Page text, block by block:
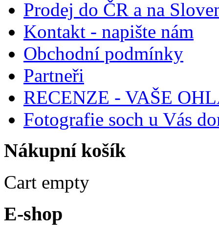
Prodej do ČR a na
Kontakt - napište nám
Obchodní podmínky
Partneři
RECENZE - VAŠE
Fotografie soch u Vás
Nákupní košík
Cart empty
E-shop